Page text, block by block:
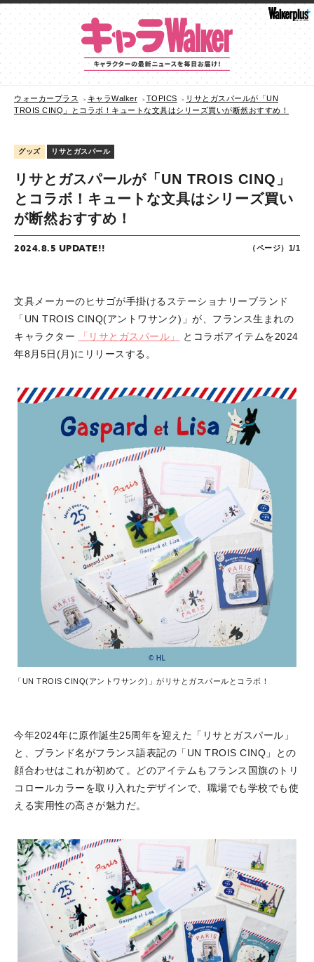
ウォーカープラス キャラWalker TOPICS
リサとガスパールが「UN
TROIS CINQ」とコラボ！キュートな文具はシリーズ買いが断然おすすめ！
グッズ リサとガスパール
リサとガスパールが「UN TROIS CINQ」
とコラボ！キュートな文具はシリーズ買い
が断然おすすめ！
2024.8.5 UPDATE!! （ページ）1/1
文具メーカーのヒサゴが手掛けるステーショナリーブランド
「UN TROIS CINQ(アントワサンク)」が、フランス生まれの
キャラクター
「リサとガスパール」
とコラボアイテムを2024
年8月5日(月)にリリースする。
「UN TROIS CINQ(アントワサンク)」がリサとガスパールとコラボ！
今年2024年に原作誕生25周年を迎えた「リサとガスパール」
と、ブランド名がフランス語表記の「UN TROIS CINQ」との
顔合わせはこれが初めて。どのアイテムもフランス国旗のトリ
コロールカラーを取り入れたデザインで、職場でも学校でも使
える実用性の高さが魅力だ。